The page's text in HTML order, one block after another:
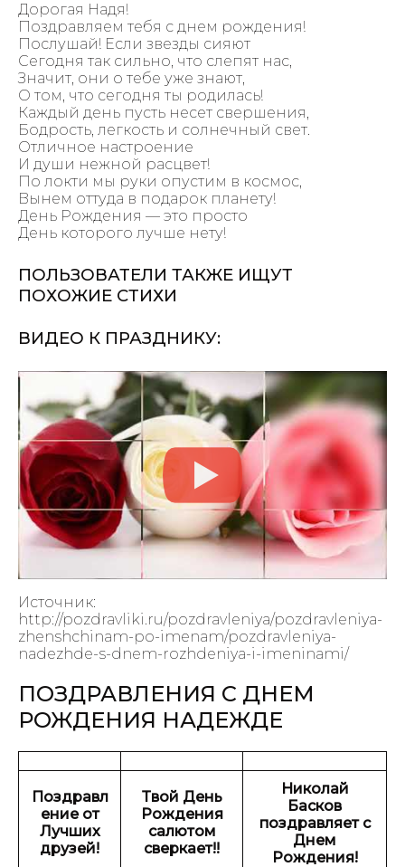
Дорогая Надя!
Поздравляем тебя с днем рождения!
Послушай! Если звезды сияют
Сегодня так сильно, что слепят нас,
Значит, они о тебе уже знают,
О том, что сегодня ты родилась!
Каждый день пусть несет свершения,
Бодрость, легкость и солнечный свет.
Отличное настроение
И души нежной расцвет!
По локти мы руки опустим в космос,
Вынем оттуда в подарок планету!
День Рождения — это просто
День которого лучше нету!
ПОЛЬЗОВАТЕЛИ ТАКЖЕ ИЩУТ
ПОХОЖИЕ СТИХИ
ВИДЕО К ПРАЗДНИКУ:
Источник:
http://pozdravliki.ru/pozdravleniya/pozdravleniya-
zhenshchinam-po-imenam/pozdravleniya-
nadezhde-s-dnem-rozhdeniya-i-imeninami/
ПОЗДРАВЛЕНИЯ С ДНЕМ
РОЖДЕНИЯ НАДЕЖДЕ
Поздравл
ение от
Лучших
друзей!
Твой День
Рождения
салютом
сверкает!!
Николай
Басков
поздравляет с
Днем
Рождения!